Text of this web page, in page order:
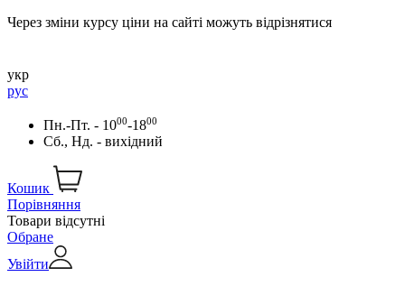
Через зміни курсу ціни на сайті можуть відрізнятися
укр
рус
Пн.-Пт. - 1000-1800
Сб., Нд. - вихідний
Кошик
Порівняння
Товари відсутні
Обране
Увійти